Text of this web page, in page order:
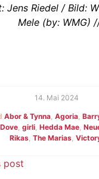
Jens Riedel / Bild:
Mele (by: WMG)
14. Mai 2024
Abor & Tynna ,Agoria ,
,Dove ,girli ,Hedda Mae ,
Rikas, The Marias,
post